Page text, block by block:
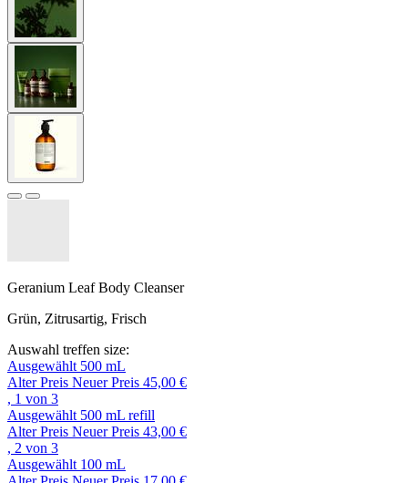
Geranium Leaf Body Cleanser
Grün, Zitrusartig, Frisch
Auswahl treffen size:
Ausgewählt 500 mL
Alter Preis Neuer Preis 45,00 €
, 1 von 3
Ausgewählt 500 mL refill
Alter Preis Neuer Preis 43,00 €
, 2 von 3
Ausgewählt 100 mL